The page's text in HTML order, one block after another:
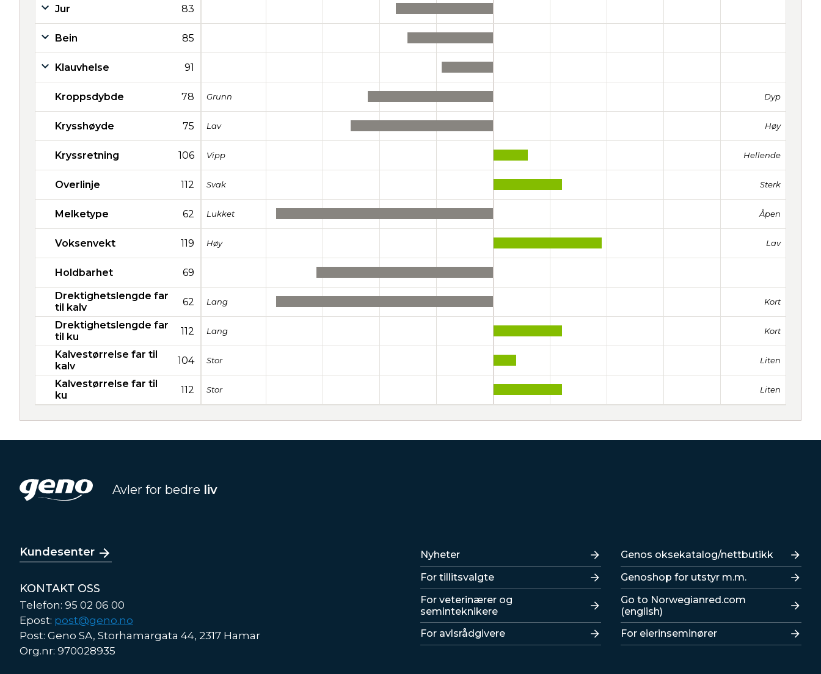
Jur 83
Bein 85
Klauvhelse 91
Kroppsdybde 78 Grunn Dyp
Krysshøyde 75 Lav Høy
Kryssretning 106 Vipp Hellende
Overlinje 112 Svak Sterk
Melketype 62 Lukket Åpen
Voksenvekt 119 Høy Lav
Holdbarhet 69
Drektighetslengde far
til kalv
62 Lang Kort
Drektighetslengde far
til ku
112 Lang Kort
Kalvestørrelse far til
kalv
104 Stor Liten
Kalvestørrelse far til
ku
112 Stor Liten
Avler for bedre liv
Kundesenter
KONTAKT OSS
Telefon: 95 02 06 00
Epost: post@geno.no
Post: Geno SA, Storhamargata 44, 2317 Hamar
Org.nr: 970028935
Lenker
Nyheter
For tillitsvalgte
For veterinærer og
seminteknikere
For avlsrådgivere
Lenker
Genos oksekatalog/nettbutikk
Genoshop for utstyr m.m.
Go to Norwegianred.com
(english)
For eierinseminører